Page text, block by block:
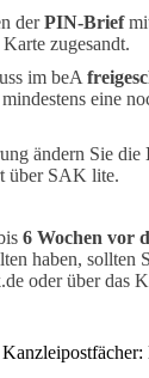
derPIN-Brief
zugesandt.
im beA
eine
ändern Sie die
über SAK lite.
6 Wochen vor
haben, sollten
oder über das